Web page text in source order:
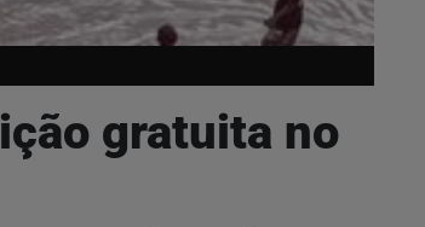
gratuita no